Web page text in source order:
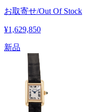
お取寄せ/Out Of Stock
¥1,629,850
新品